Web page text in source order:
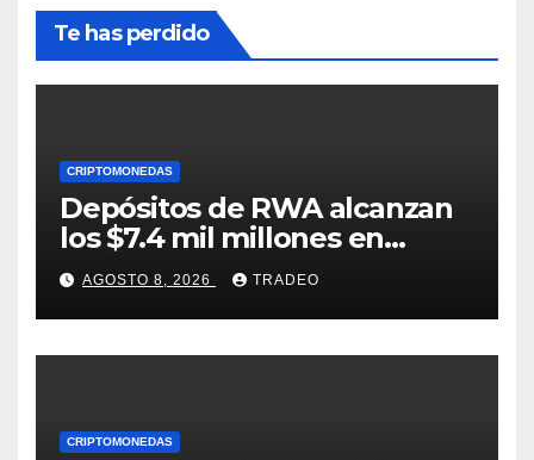
Te has perdido
CRIPTOMONEDAS
Depósitos de RWA alcanzan
los $7.4 mil millones en
medio de la caída de DeFi
AGOSTO 8, 2026 TRADEO
CRIPTOMONEDAS